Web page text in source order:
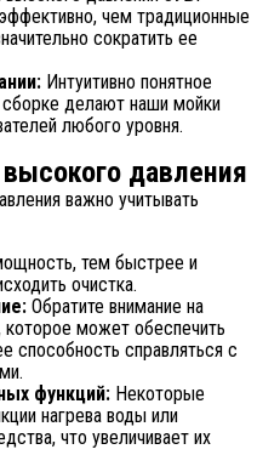
чем традиционные
сократить ее
Интуитивно понятное
сборке делают наши мойки
любого уровня.
давления
важно учитывать
тем быстрее и
очистка.
Обратите внимание на
может обеспечить
способность справляться с
функций: Некоторые
нагрева воды или
что увеличивает их